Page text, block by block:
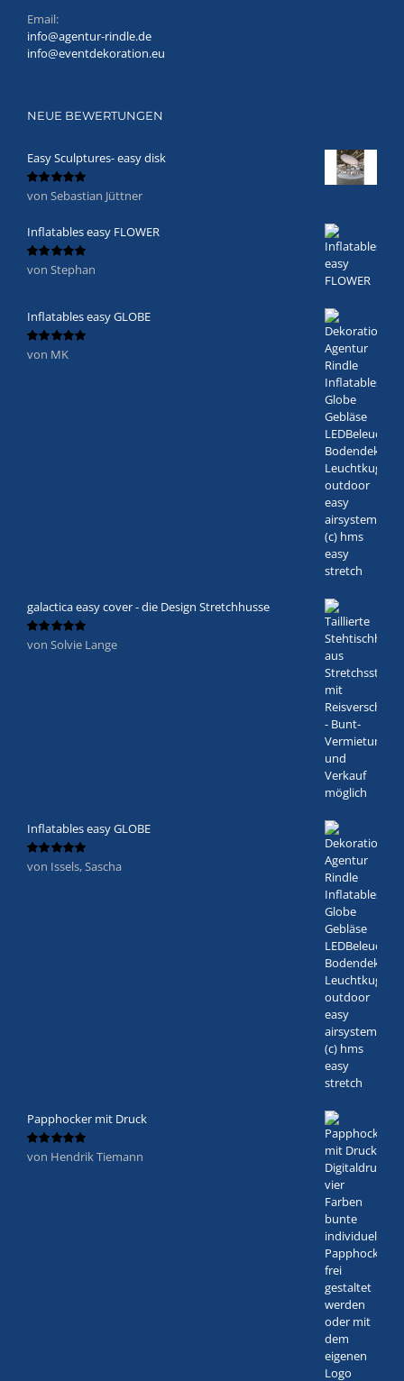
Email:
info@agentur-rindle.de
info@eventdekoration.eu
NEUE BEWERTUNGEN
Easy Sculptures- easy disk
Bewertet
von Sebastian Jüttner
Inflatables easy FLOWER
Bewertet
von 5
von Stephan
Inflatables easy GLOBE
Bewertet
von MK
galactica easy cover - die Design Stretchhusse
Bewertet
von Solvie Lange
Inflatables easy GLOBE
Bewertet
von Issels, Sascha
Papphocker mit Druck
Bewertet
von Hendrik Tiemann